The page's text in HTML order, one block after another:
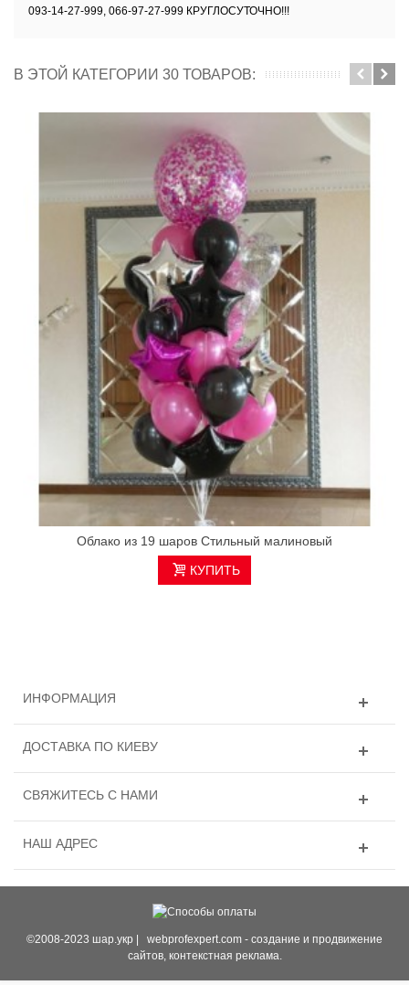
093-14-27-999, 066-97-27-999 КРУГЛОСУТОЧНО!!!
В ЭТОЙ КАТЕГОРИИ 30 ТОВАРОВ:
Облако из 19 шаров Стильный малиновый
КУПИТЬ
ИНФОРМАЦИЯ
ДОСТАВКА ПО КИЕВУ
СВЯЖИТЕСЬ С НАМИ
НАШ АДРЕС
©2008-2023 шар.укр | webprofexpert.com - создание и продвижение
сайтов, контекстная реклама.